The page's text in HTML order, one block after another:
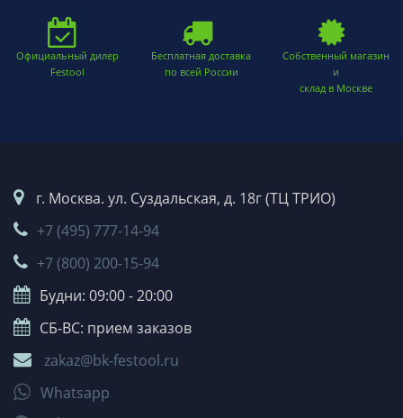
Официальный дилер
Festool
Бесплатная доставка
по всей России
Собственный магазин
и
склад в Москве
г. Москва. ул. Суздальская, д. 18г (ТЦ ТРИО)
+7 (495) 777-14-94
+7 (800) 200-15-94
Будни: 09:00 - 20:00
СБ-ВС: прием заказов
zakaz@bk-festool.ru
Whatsapp